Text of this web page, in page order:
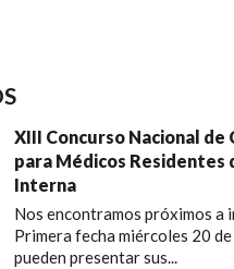
XIII Concurso Nacional de
para Médicos Residentes
Interna
Nos encontramos próximos a
Primera fecha miércoles 20
pueden presentar sus...